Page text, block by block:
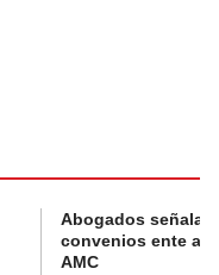
Abogados
convenios ente
AMC